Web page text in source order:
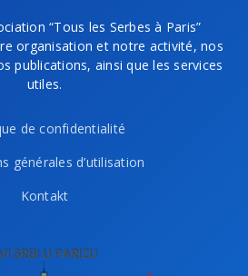
“Tous les Serbes à Paris”
organisation et notre activité, nos
publications, ainsi que les services
utiles.
de confidentialité
générales d’utilisation
Kontakt